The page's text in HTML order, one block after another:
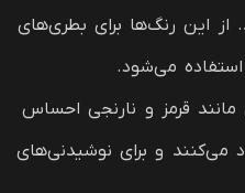
از این رنگ‌ها برای بطری‌های
می‌شود.
قرمز و نارنجی احساس
می‌کنند و برای نوشیدنی‌های